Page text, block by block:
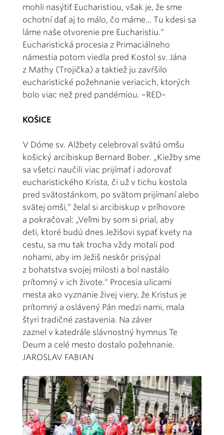
mohli nasýtiť Eucharistiou, však je, že sme
ochotní dať aj to málo, čo máme... Tu kdesi sa
láme naše otvorenie pre Eucharistiu.“
Eucharistická procesia z Primaciálneho
námestia potom viedla pred Kostol sv. Jána
z Mathy (Trojička) a taktiež ju zavŕšilo
eucharistické požehnanie veriacich, ktorých
bolo viac než pred pandémiou. –RED–
KOŠICE
V Dóme sv. Alžbety celebroval svätú omšu
košický arcibiskup Bernard Bober. „Kiežby sme
sa všetci naučili viac prijímať i adorovať
eucharistického Krista, či už v tichu kostola
pred svätostánkom, po svätom prijímaní alebo
svätej omši,“ želal si arcibiskup v príhovore
a pokračoval: „Veľmi by som si prial, aby
deti, ktoré budú dnes Ježišovi sypať kvety na
cestu, sa mu tak trocha vždy motali pod
nohami, aby im Ježiš neskôr prisýpal
z bohatstva svojej milosti a bol nastálo
prítomný v ich živote.“ Procesia ulicami
mesta ako vyznanie živej viery, že Kristus je
prítomný a oslávený Pán medzi nami, mala
štyri tradičné zastavenia. Na záver
zaznel v katedrále slávnostný hymnus Te
Deum a celé mesto dostalo požehnanie.
JAROSLAV FABIAN